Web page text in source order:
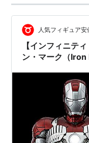
人気フィギュア安
【インフィニテ
ン・マーク（